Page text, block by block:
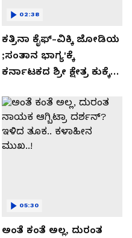
ಕತ್ರಿನಾ ಕೈಫ್-ವಿಕ್ಕಿ ಜೋಡಿಯ
;ಸಂತಾನ ಭಾಗ್ಯ'ಕ್ಕೆ
ಕರ್ನಾಟಕದ ಶ್ರೀ ಕ್ಷೇತ್ರ ಕುಕ್ಕೆ
02:38
ಅಂತೆ ಕಂತೆ ಅಲ್ಲ, ದುರಂತ
05:30